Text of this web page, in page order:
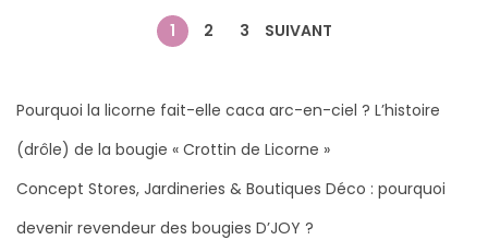
6
g
i
n
a
1 2 3 SUIVANT
Pourquoi la licorne fait-elle caca arc-en-ciel ? L’histoire
(drôle) de la bougie « Crottin de Licorne »
Concept Stores, Jardineries & Boutiques Déco : pourquoi
devenir revendeur des bougies D’JOY ?